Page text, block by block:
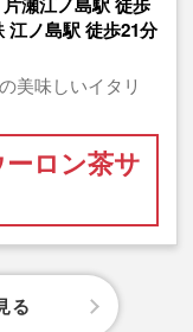
江ノ島駅 徒歩21分
美味しいイタリ
ロン茶サ
る